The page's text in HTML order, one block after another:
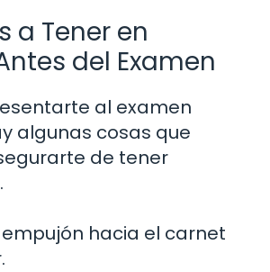
a Tener en
del Examen
al examen
algunas cosas que
de tener
empujón hacia el carnet